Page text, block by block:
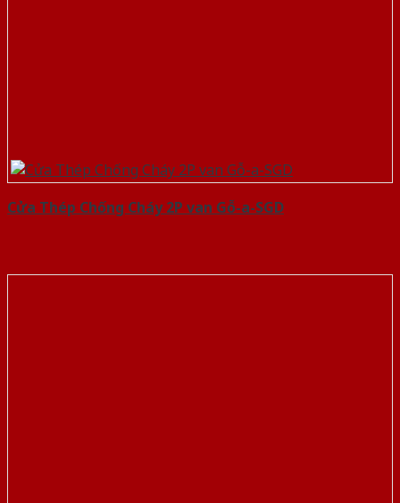
Cửa Thép Chống Cháy 2P van Gỗ-a-SGD